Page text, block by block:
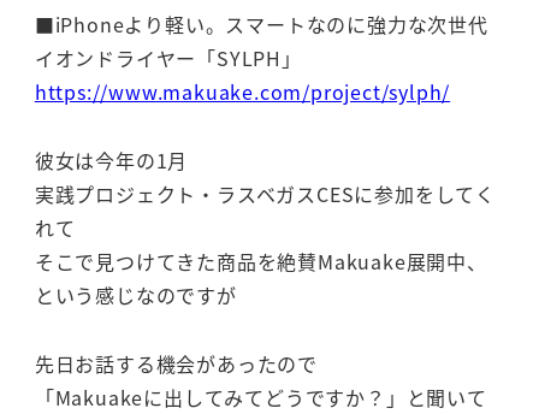
■iPhoneより軽い。スマートなのに強力な次世代
イオンドライヤー「SYLPH」
https://www.makuake.com/project/sylph/
彼女は今年の1月
実践プロジェクト・ラスベガスCESに参加をしてく
れて
そこで見つけてきた商品を絶賛Makuake展開中、
という感じなのですが
先日お話する機会があったので
「Makuakeに出してみてどうですか？」と聞いて